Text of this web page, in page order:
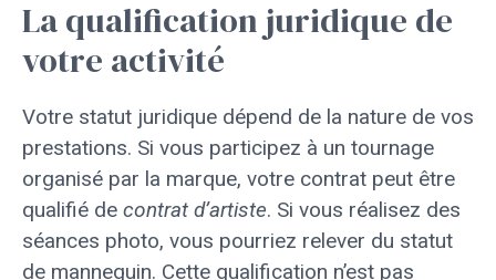
La qualification juridique de
votre activité
Votre statut juridique dépend de la nature de vos
prestations. Si vous participez à un tournage
organisé par la marque, votre contrat peut être
qualifié de contrat d’artiste. Si vous réalisez des
séances photo, vous pourriez relever du statut
de mannequin. Cette qualification n’est pas